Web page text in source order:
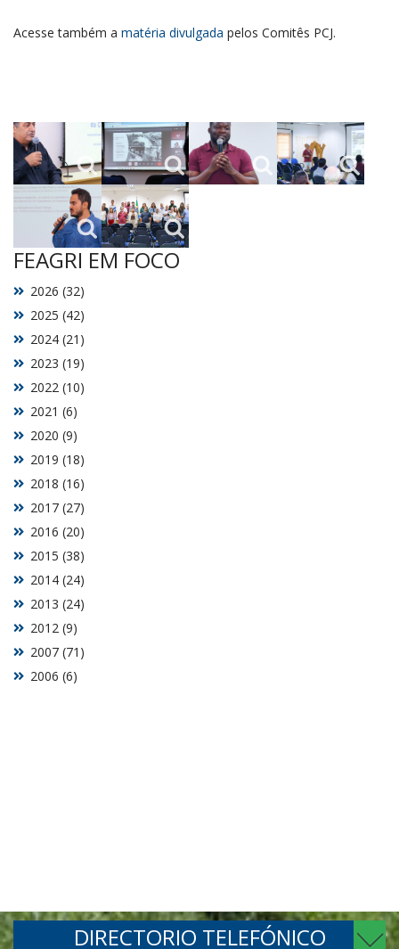
Acesse também a matéria divulgada pelos Comitês PCJ.
FEAGRI EM FOCO
2006 (6)
2007 (71)
2012 (9)
2013 (24)
2014 (24)
2015 (38)
2016 (20)
2017 (27)
2018 (16)
2019 (18)
2020 (9)
2021 (6)
2022 (10)
2023 (19)
2024 (21)
2025 (42)
2026 (32)
DIRECTORIO TELEFÓNICO